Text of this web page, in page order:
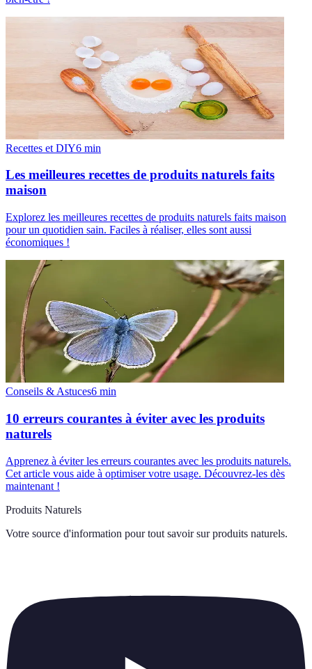
Recettes et DIY6 min
Les meilleures recettes de produits naturels faits
maison
Explorez les meilleures recettes de produits naturels faits maison
pour un quotidien sain. Faciles à réaliser, elles sont aussi
économiques !
Conseils & Astuces6 min
10 erreurs courantes à éviter avec les produits
naturels
Apprenez à éviter les erreurs courantes avec les produits naturels.
Cet article vous aide à optimiser votre usage. Découvrez-les dès
maintenant !
Produits Naturels
Votre source d'information pour tout savoir sur produits naturels.